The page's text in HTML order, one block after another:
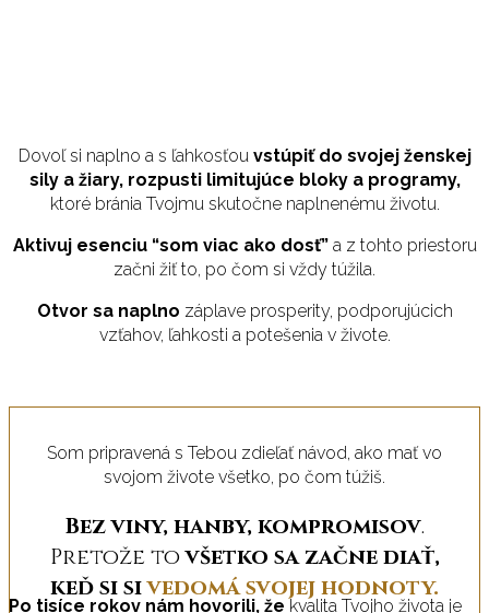
Dovoľ si naplno a s ľahkosťouvstúpiť do svojej ženskej
sily a žiary, rozpusti limitujúce bloky a programy,
ktoré bránia Tvojmu skutočne naplnenému životu.
Aktivuj esenciu “som viac ako dosť” a z tohto priestoru
začni žiť to, po čom si vždy túžila.
Otvor sa naplno záplave prosperity, podporujúcich
vzťahov, ľahkosti a potešenia v živote.
Som pripravená s Tebou zdieľať návod, ako mať vo
svojom živote všetko, po čom túžiš.
Bez viny, hanby, kompromisov.
Pretože tovšetko sa začne diať,
keď si sivedomá svojej hodnoty.
Po tisíce rokov nám hovorili, že kvalita Tvojho života je